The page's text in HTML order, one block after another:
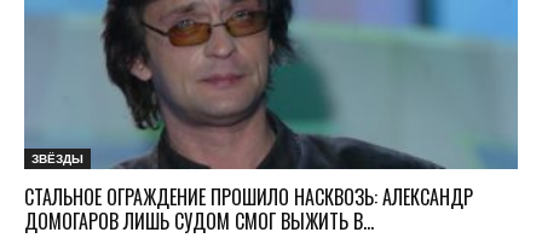
ЗВЁЗДЫ
СТАЛЬНОЕ ОГРАЖДЕНИЕ ПРОШИЛО НАСКВОЗЬ: АЛЕКСАНДР
ДОМОГАРОВ ЛИШЬ СУДОМ СМОГ ВЫЖИТЬ В...